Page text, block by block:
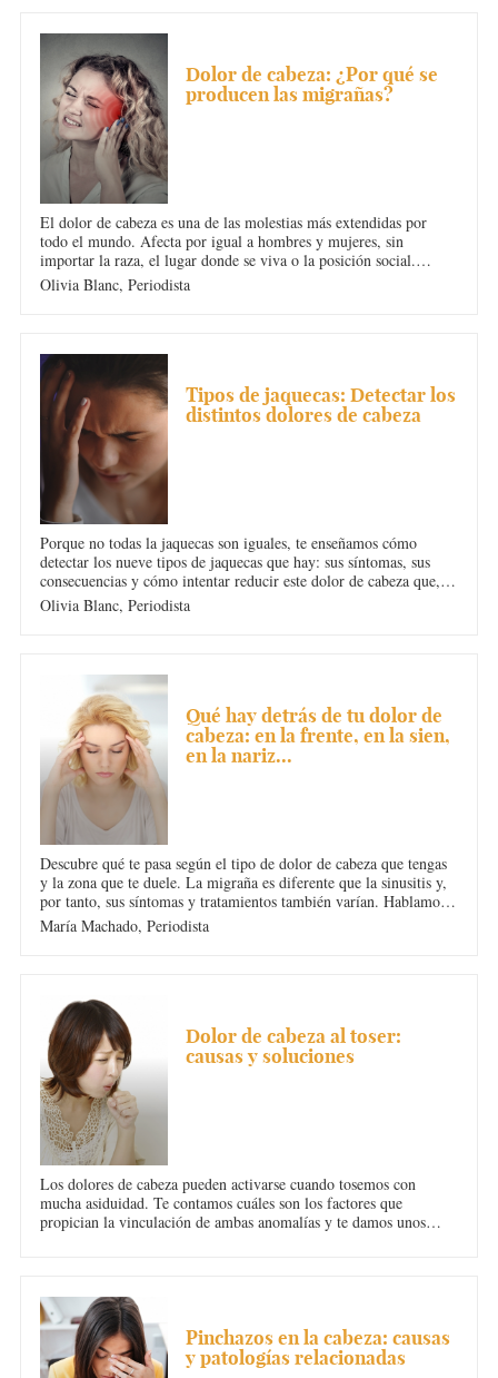
Dolor de cabeza: ¿Por qué se
producen las migrañas?
El dolor de cabeza es una de las molestias más extendidas por
todo el mundo. Afecta por igual a hombres y mujeres, sin
importar la raza, el lugar donde se viva o la posición social.
¿Quieres conocer el origen de las migrañas? Te damos las 6
increíbles razones por las que se produce esta dolencia.
Olivia Blanc,Periodista
Tipos de jaquecas: Detectar los
distintos dolores de cabeza
Porque no todas la jaquecas son iguales, te enseñamos cómo
detectar los nueve tipos de jaquecas que hay: sus síntomas, sus
consecuencias y cómo intentar reducir este dolor de cabeza que, a
veces, resulta insufrible.
Olivia Blanc,Periodista
Qué hay detrás de tu dolor de
cabeza: en la frente, en la sien,
en la nariz...
Descubre qué te pasa según el tipo de dolor de cabeza que tengas
y la zona que te duele. La migraña es diferente que la sinusitis y,
por tanto, sus síntomas y tratamientos también varían. Hablamos
de los diferentes formas de molestias en la cabeza y de cómo
prevenir los dolores frecuentes.
María Machado,Periodista
Dolor de cabeza al toser:
causas y soluciones
Los dolores de cabeza pueden activarse cuando tosemos con
mucha asiduidad. Te contamos cuáles son los factores que
propician la vinculación de ambas anomalías y te damos unos
Pinchazos en la cabeza: causas
y patologías relacionadas